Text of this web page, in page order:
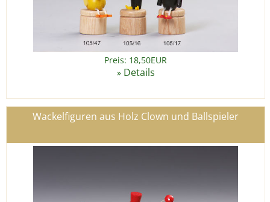
Preis: 18,50EUR
» Details
Wackelfiguren aus Holz Clown und Ballspieler